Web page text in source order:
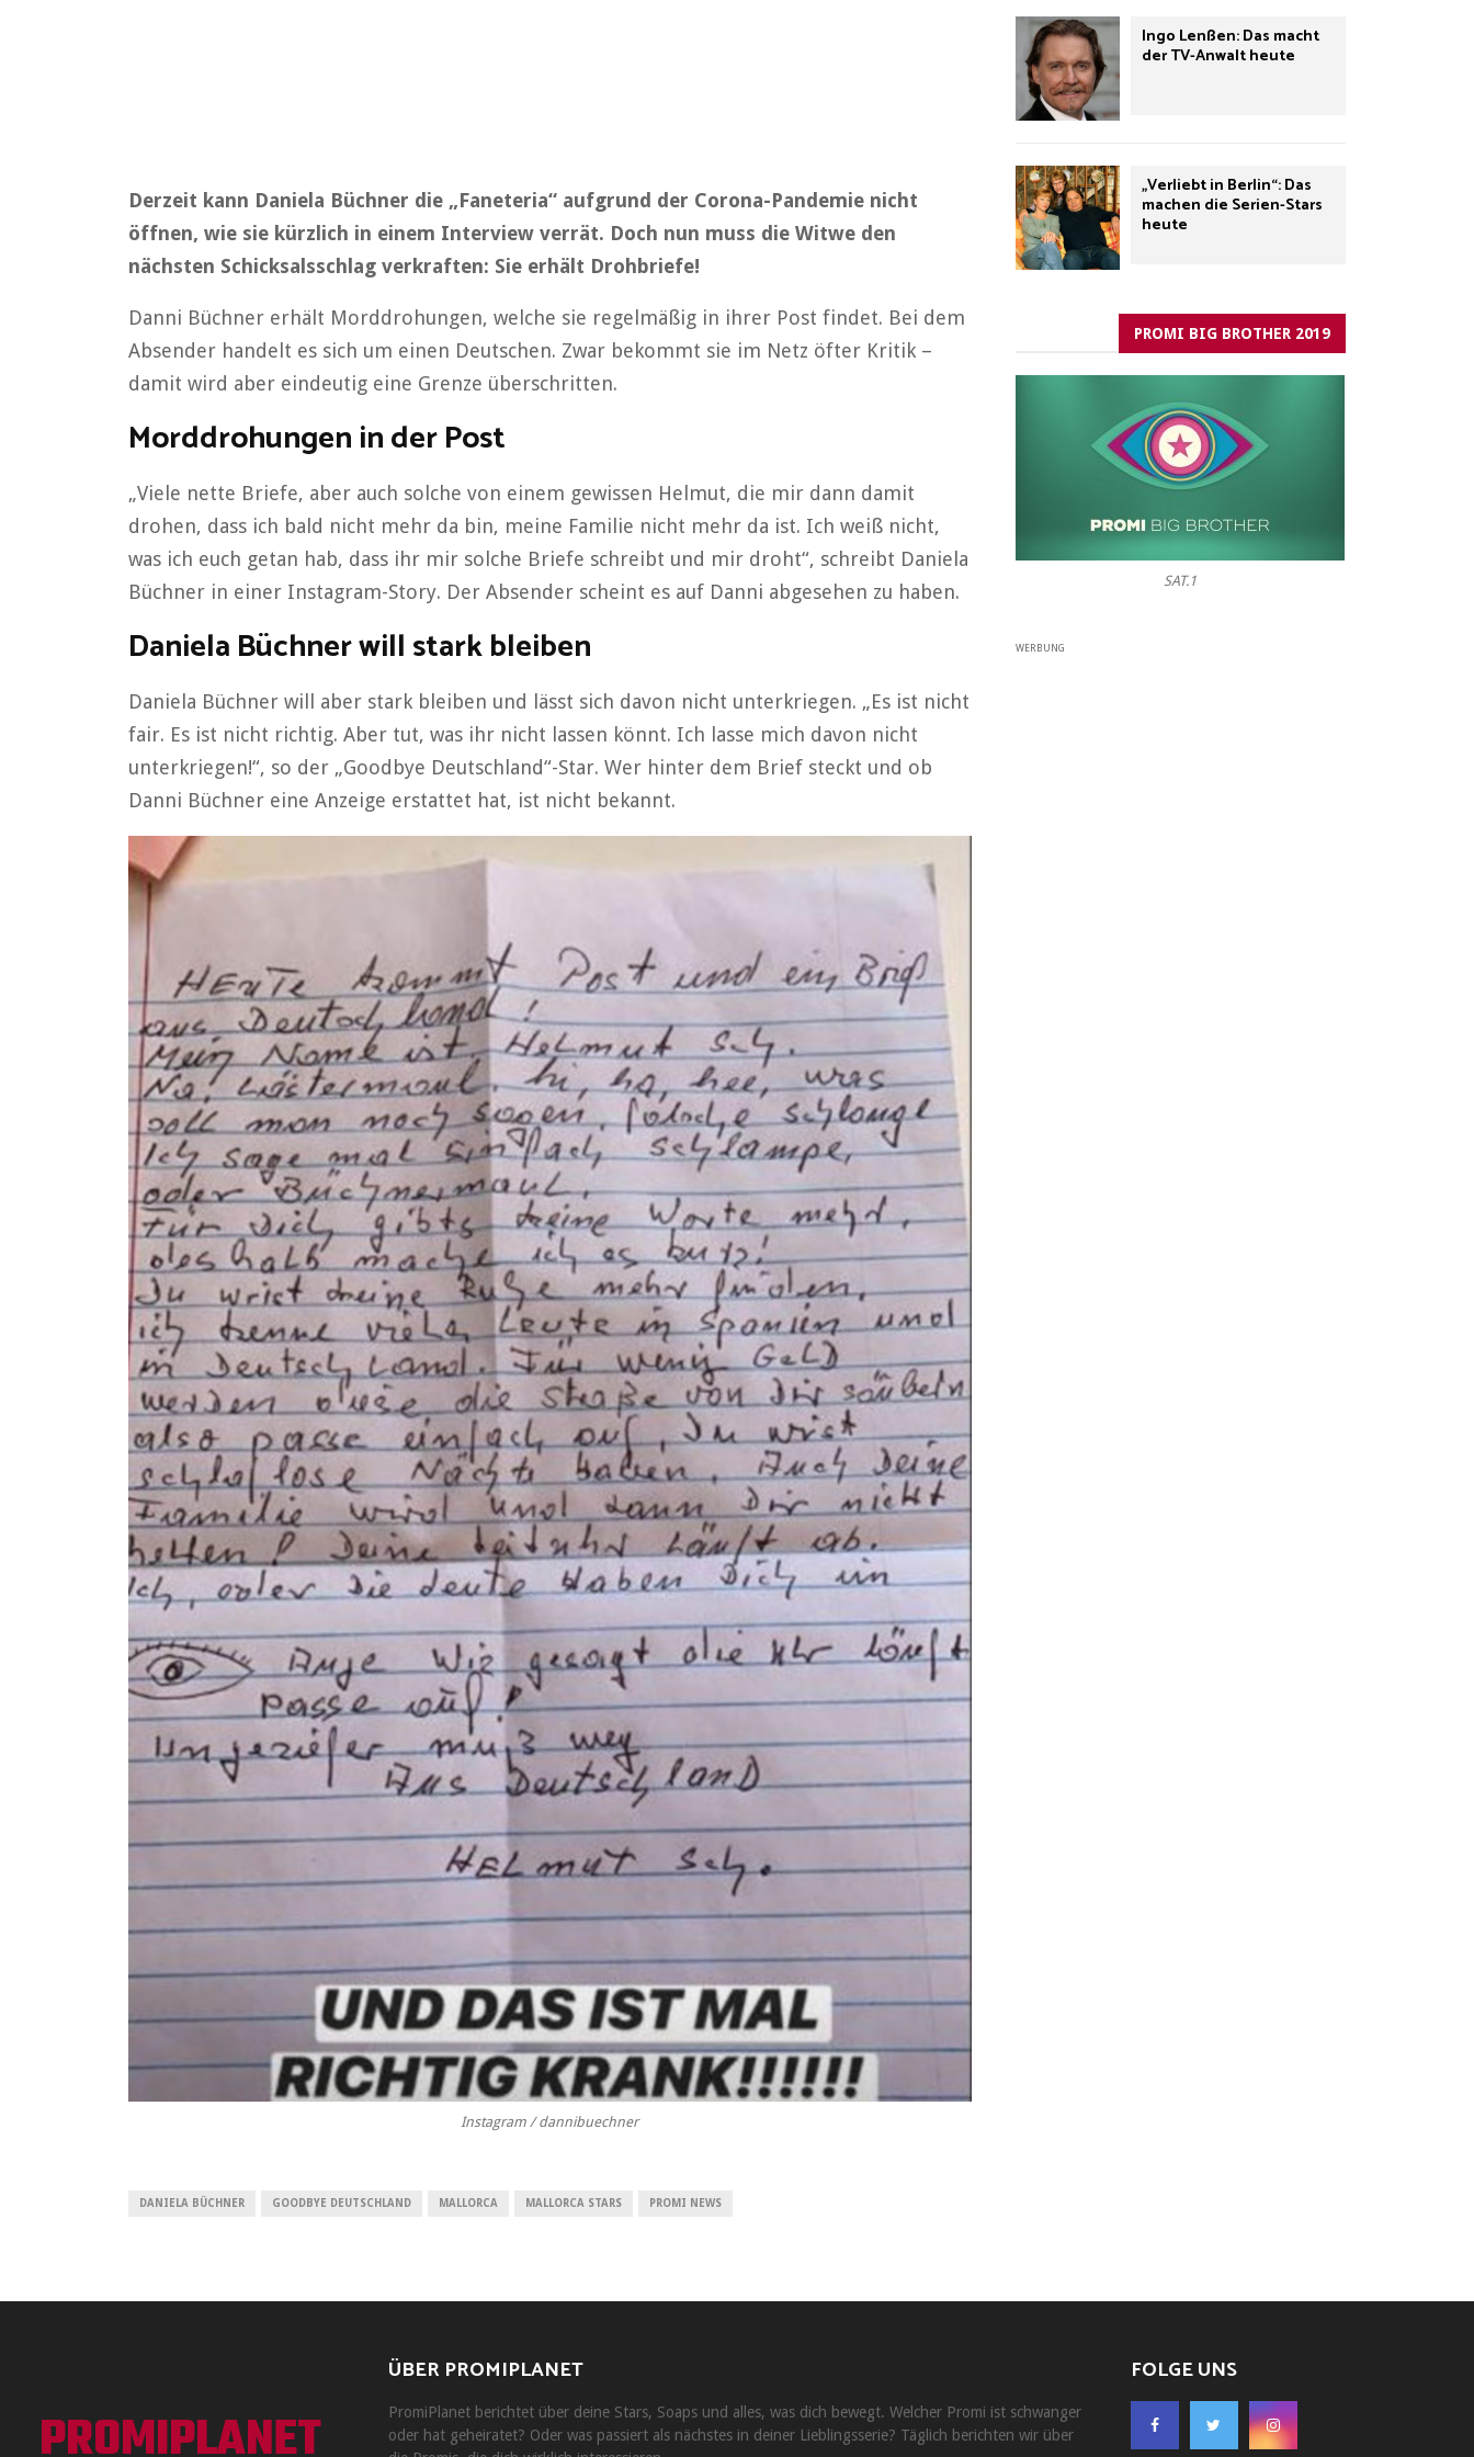
Derzeit kann Daniela Büchner die „Faneteria“ aufgrund der Corona-Pandemie nicht
öffnen, wie sie kürzlich in einem Interview verrät. Doch nun muss die Witwe den
nächsten Schicksalsschlag verkraften: Sie erhält Drohbriefe!
Danni Büchner erhält Morddrohungen, welche sie regelmäßig in ihrer Post findet. Bei dem
Absender handelt es sich um einen Deutschen. Zwar bekommt sie im Netz öfter Kritik –
damit wird aber eindeutig eine Grenze überschritten.
Morddrohungen in der Post
„Viele nette Briefe, aber auch solche von einem gewissen Helmut, die mir dann damit
drohen, dass ich bald nicht mehr da bin, meine Familie nicht mehr da ist. Ich weiß nicht,
was ich euch getan hab, dass ihr mir solche Briefe schreibt und mir droht“, schreibt Daniela
Büchner in einer Instagram-Story. Der Absender scheint es auf Danni abgesehen zu haben.
Daniela Büchner will stark bleiben
Daniela Büchner will aber stark bleiben und lässt sich davon nicht unterkriegen. „Es ist nicht
fair. Es ist nicht richtig. Aber tut, was ihr nicht lassen könnt. Ich lasse mich davon nicht
unterkriegen!“, so der „Goodbye Deutschland“-Star. Wer hinter dem Brief steckt und ob
Danni Büchner eine Anzeige erstattet hat, ist nicht bekannt.
Instagram / dannibuechner
DANIELA BÜCHNER GOODBYE DEUTSCHLAND MALLORCA MALLORCA STARS PROMI NEWS
Ingo Lenßen: Das macht
der TV-Anwalt heute
„Verliebt in Berlin“: Das
machen die Serien-Stars
heute
PROMI BIG BROTHER 2019
SAT.1
WERBUNG
PROMIPLANET
ÜBER PROMIPLANET
PromiPlanet berichtet über deine Stars, Soaps und alles, was dich bewegt. Welcher Promi ist schwanger
oder hat geheiratet? Oder was passiert als nächstes in deiner Lieblingsserie? Täglich berichten wir über
FOLGE UNS